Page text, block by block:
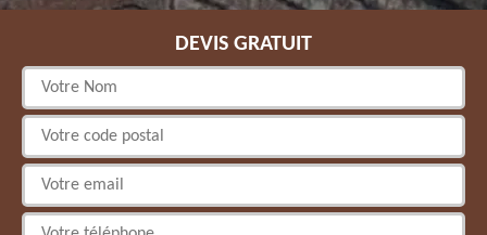
DEVIS GRATUIT